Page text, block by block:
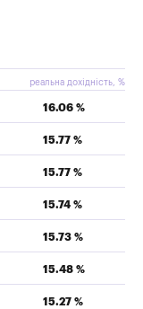
реальна дохідність, %
16.06 %
15.77 %
15.77 %
15.74 %
15.73 %
15.48 %
15.27 %